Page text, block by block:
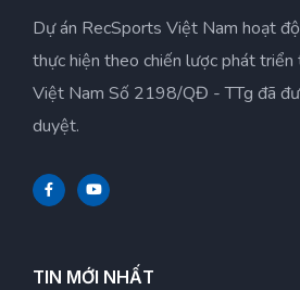
Dự án RecSports Việt Nam hoạt
thực hiện theo chiến lược phát
Việt Nam Số 2198/QĐ - TTg đã
duyệt.
TIN MỚI NHẤT